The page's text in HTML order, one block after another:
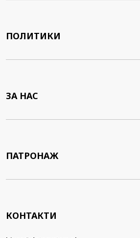
ПОЛИТИКИ
ЗА НАС
ПАТРОНАЖ
КОНТАКТИ